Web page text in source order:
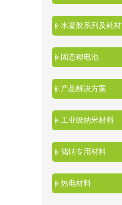
水凝胶系列及耗材
固态锂电池
产品解决方案
工业级纳米材料
储钠专用材料
热电材料